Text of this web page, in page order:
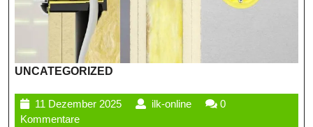
UNCATEGORIZED
11 Dezember 202511
ilk-onlineilk-
0
Kommentare